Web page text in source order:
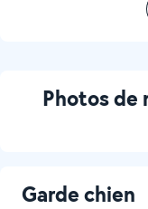
Photos de
Garde chien